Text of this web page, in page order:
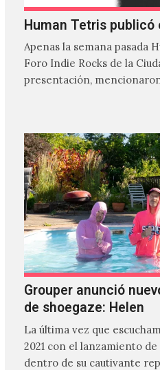
Human Tetris publicó
Apenas la semana pasada
Foro Indie Rocks de la
presentación,
Grouper anunció
de shoegaze: Helen
La última vez que
2021 con el lanzamiento
dentro de su cautivante